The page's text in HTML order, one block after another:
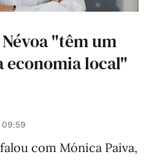
"têm um
local"
09:59
com Mónica Paiva,